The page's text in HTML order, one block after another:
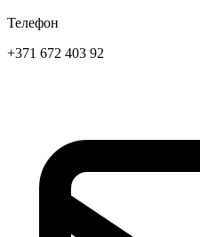
Телефон
+371 672 403 92